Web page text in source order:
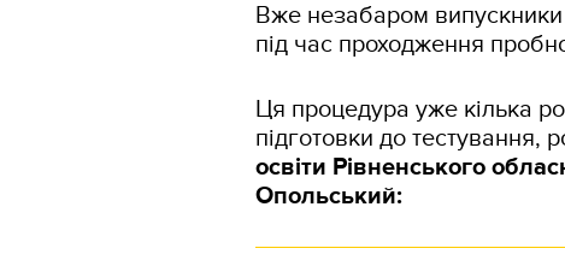
Вже незабаром
під час проходження
Ця процедура уже кілька
підготовки до тестування,
освіти Рівненського
Опольський: